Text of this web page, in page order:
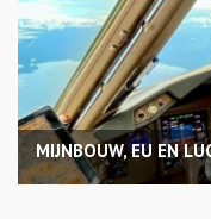
MIJNBOUW, EU EN